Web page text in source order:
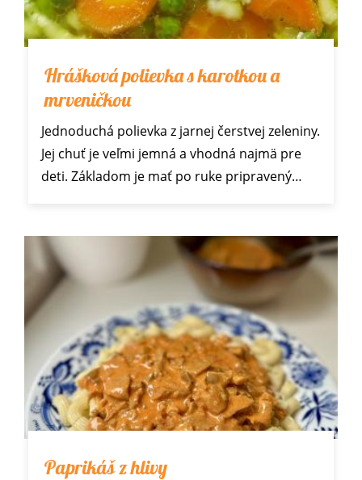
Hrášková polievka s karotkou a
mrveničkou
Jednoduchá polievka z jarnej čerstvej zeleniny.
Jej chuť je veľmi jemná a vhodná najmä pre
deti. Základom je mať po ruke pripravený…
Paprikáš z hlivy